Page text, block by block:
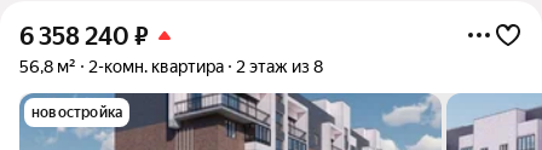
6 358 240 ₽
56,8 м² 2-комн. квартира 2 этаж из 8
новостройка